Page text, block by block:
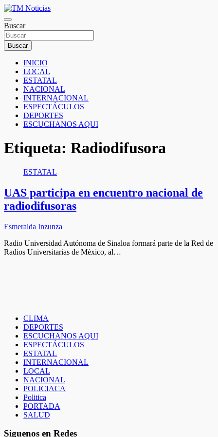
Saltar
al
contenido
TM Noticias
TM Noticias
Buscar
Buscar
INICIO
LOCAL
ESTATAL
NACIONAL
INTERNACIONAL
ESPECTÁCULOS
DEPORTES
ESCUCHANOS AQUI
Etiqueta: Radiodifusora
ESTATAL
UAS participa en encuentro nacional de
radiodifusoras
Esmeralda Inzunza
Radio Universidad Autónoma de Sinaloa formará parte de la Red de
Radios Universitarias de México, al…
CLIMA
DEPORTES
ESCUCHANOS AQUI
ESPECTÁCULOS
ESTATAL
INTERNACIONAL
LOCAL
NACIONAL
POLICIACA
Politica
PORTADA
SALUD
Siguenos en Redes